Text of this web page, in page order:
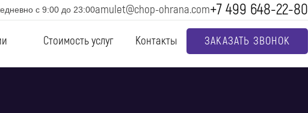
с 9:00 до 23:00amulet@chop-ohrana.com+7 499 648-22-80
Стоимость услуг Контакты ЗАКАЗАТЬ ЗВОНОК